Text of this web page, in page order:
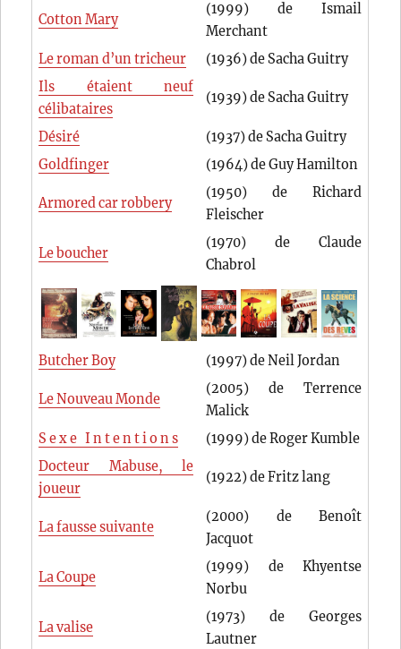
Cotton Mary
(1999) de Ismail
Merchant
Le roman d’un tricheur
(1936) de Sacha Guitry
Ils étaient neuf
célibataires
(1939) de Sacha Guitry
Désiré
(1937) de Sacha Guitry
Goldfinger
(1964) de Guy Hamilton
Armored car robbery
(1950) de Richard
Fleischer
Le boucher
(1970) de Claude
Chabrol
Butcher Boy (1997) de Neil Jordan
Le Nouveau Monde
(2005) de Terrence
Malick
S e x e I n t e n t i o n s
(1999) de Roger Kumble
Docteur Mabuse, le
joueur
(1922) de Fritz lang
La fausse suivante
(2000) de Benoît
Jacquot
La Coupe
(1999) de Khyentse
Norbu
La valise
(1973) de Georges
Lautner